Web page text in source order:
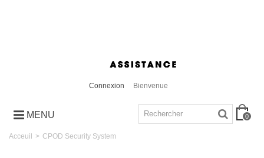
Connexion Bienvenue
MENU 0
Acceuil > CPOD Security System